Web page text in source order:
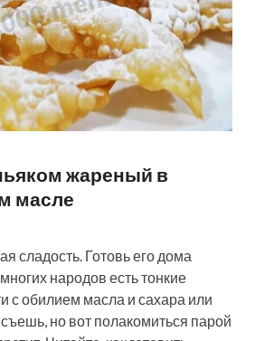
жареный в
масле
сладость. Готовь его дома
народов есть тонкие
с обилием масла и сахара или
но вот полакомиться парой